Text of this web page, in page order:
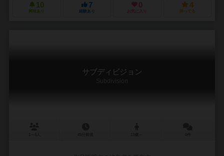
10
興味あり
7
経験あり
0
お気に入り
4
持ってる
サブディビジョン
Subdivision